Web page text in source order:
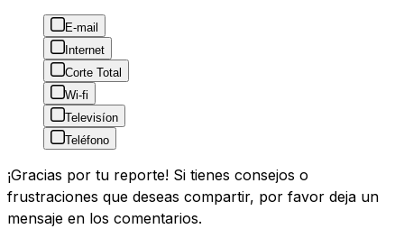
E-mail
Internet
Corte Total
Wi-fi
Televisíon
Teléfono
¡Gracias por tu reporte! Si tienes consejos o
frustraciones que deseas compartir, por favor deja un
mensaje en los comentarios.